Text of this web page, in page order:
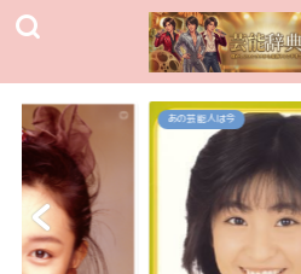
あの芸能人は今